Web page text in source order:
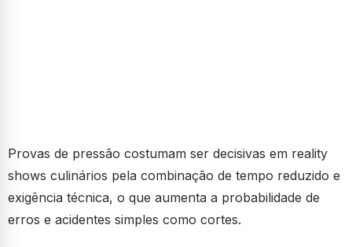
Provas de pressão costumam ser decisivas em reality
shows culinários pela combinação de tempo reduzido e
exigência técnica, o que aumenta a probabilidade de
erros e acidentes simples como cortes.